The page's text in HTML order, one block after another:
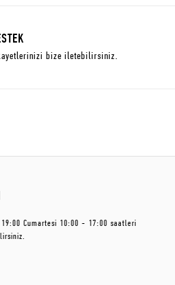
bize iletebilirsiniz.
Cumartesi 10:00 - 17:00 saatleri